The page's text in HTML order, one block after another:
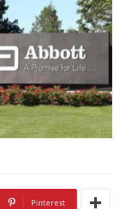
Pinterest